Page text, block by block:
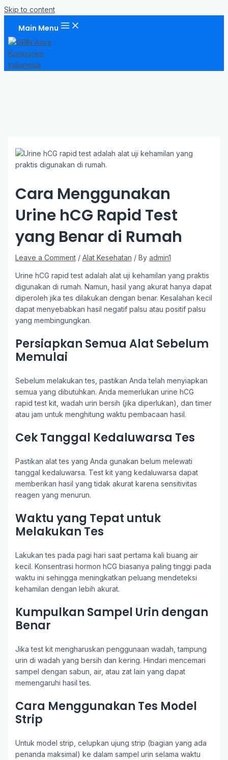
Skip to content
Main Menu
Cara Menggunakan
Urine hCG Rapid Test
yang Benar di Rumah
Leave a Comment / Alat Kesehatan / By admin1
Urine hCG rapid test adalah alat uji kehamilan yang praktis
digunakan di rumah. Namun, hasil yang akurat hanya dapat
diperoleh jika tes dilakukan dengan benar. Kesalahan kecil
dapat menyebabkan hasil negatif palsu atau positif palsu
yang membingungkan.
Persiapkan Semua Alat Sebelum
Memulai
Sebelum melakukan tes, pastikan Anda telah menyiapkan
semua yang dibutuhkan. Anda memerlukan urine hCG
rapid test kit, wadah urin bersih (jika diperlukan), dan timer
atau jam untuk menghitung waktu pembacaan hasil.
Cek Tanggal Kedaluwarsa Tes
Pastikan alat tes yang Anda gunakan belum melewati
tanggal kedaluwarsa. Test kit yang kedaluwarsa dapat
memberikan hasil yang tidak akurat karena sensitivitas
reagen yang menurun.
Waktu yang Tepat untuk
Melakukan Tes
Lakukan tes pada pagi hari saat pertama kali buang air
kecil. Konsentrasi hormon hCG biasanya paling tinggi pada
waktu ini sehingga meningkatkan peluang mendeteksi
kehamilan dengan lebih akurat.
Kumpulkan Sampel Urin dengan
Benar
Jika test kit mengharuskan penggunaan wadah, tampung
urin di wadah yang bersih dan kering. Hindari mencemari
sampel dengan sabun, air, atau zat lain yang dapat
memengaruhi hasil tes.
Cara Menggunakan Tes Model
Strip
Untuk model strip, celupkan ujung strip (bagian yang ada
penanda maksimal) ke dalam sampel urin selama waktu